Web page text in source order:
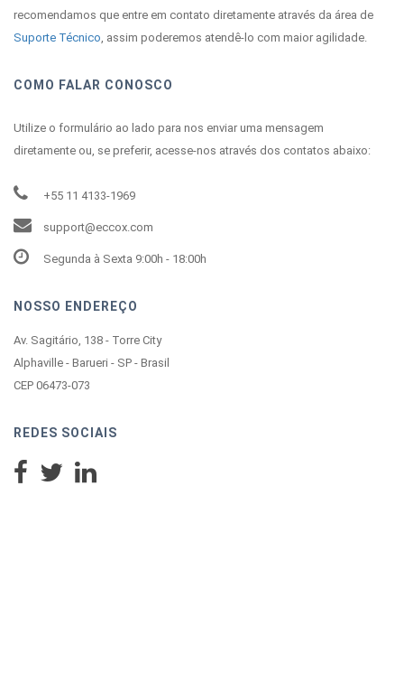
recomendamos que entre em contato diretamente através da área de
Suporte Técnico, assim poderemos atendê-lo com maior agilidade.
COMO FALAR CONOSCO
Utilize o formulário ao lado para nos enviar uma mensagem
diretamente ou, se preferir, acesse-nos através dos contatos abaixo:
+55 11 4133-1969
support@eccox.com
Segunda à Sexta 9:00h - 18:00h
NOSSO ENDEREÇO
Av. Sagitário, 138 - Torre City
Alphaville - Barueri - SP - Brasil
CEP 06473-073
REDES SOCIAIS